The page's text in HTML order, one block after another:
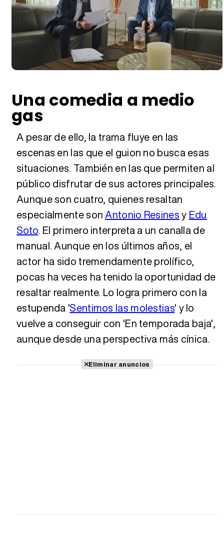
Una comedia a medio
gas
A pesar de ello, la trama fluye en las
escenas en las que el guion no busca esas
situaciones. También en las que permiten al
público disfrutar de sus actores principales.
Aunque son cuatro, quienes resaltan
especialmente sonAntonio Resinesy Edu
Soto. El primero interpreta a un canalla de
manual. Aunque en los últimos años, el
actor ha sido tremendamente prolífico,
pocas ha veces ha tenido la oportunidad de
resaltar realmente. Lo logra primero con la
estupenda 'Sentimos las molestias' y lo
vuelve a conseguir con 'En temporada baja',
aunque desde una perspectiva más cínica.
Eliminar anuncios